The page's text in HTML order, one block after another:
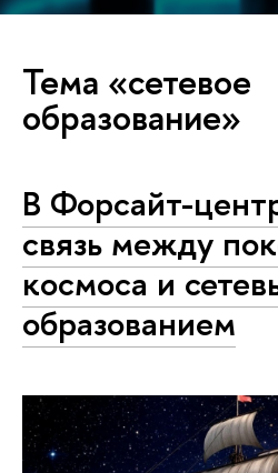
Тема «сетевое
образование»
В Форсайт-
связь между
космоса и
образованием